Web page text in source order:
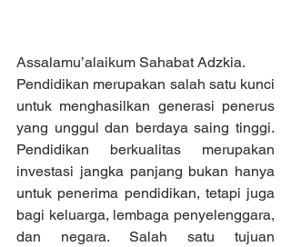
Assalamu’alaikum Sahabat Adzkia.
Pendidikan merupakan salah satu kunci
untuk menghasilkan generasi penerus
yang unggul dan berdaya saing tinggi.
Pendidikan berkualitas merupakan
investasi jangka panjang bukan hanya
untuk penerima pendidikan, tetapi juga
bagi keluarga, lembaga penyelenggara,
dan negara. Salah satu tujuan